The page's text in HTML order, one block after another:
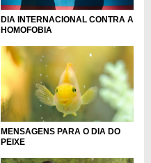
DIA INTERNACIONAL CONTRA A
HOMOFOBIA
MENSAGENS PARA O DIA DO
PEIXE